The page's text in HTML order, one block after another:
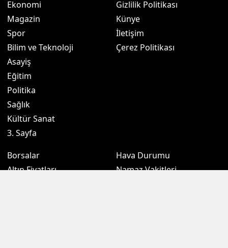
Ekonomi
Magazin
Spor
Bilim ve Teknoloji
Asayiş
Eğitim
Politika
Sağlık
Kültür Sanat
3. Sayfa
Gizlilik Politikası
Künye
İletişim
Çerez Politikası
Borsalar
Altın Fiyatları
Hava Durumu
Namaz Vakitleri